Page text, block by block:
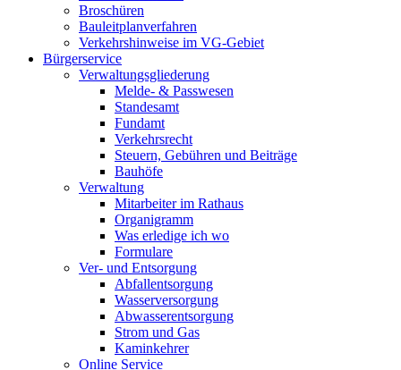
Broschüren
Bauleitplanverfahren
Verkehrshinweise im VG-Gebiet
Bürgerservice
Verwaltungsgliederung
Melde- & Passwesen
Standesamt
Fundamt
Verkehrsrecht
Steuern, Gebühren und Beiträge
Bauhöfe
Verwaltung
Mitarbeiter im Rathaus
Organigramm
Was erledige ich wo
Formulare
Ver- und Entsorgung
Abfallentsorgung
Wasserversorgung
Abwasserentsorgung
Strom und Gas
Kaminkehrer
Online Service